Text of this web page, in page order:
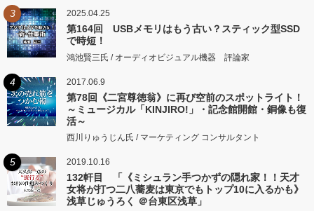
3 2025.04.25
第164回 USBメモリはもう古い？スティック型SSD
で時短！
鴻池賢三氏 / オーディオビジュアル機器 評論家
4 2017.06.9
第78回《二宮尊徳翁》に再び空前のスポットライト！
～ミュージカル「KINJIRO!」・記念館開館・銅像も復
活～
西川りゅうじん氏 / マーケティング コンサルタント
5 2019.10.16
132軒目 「《ミシュラン手つかずの隠れ家！！天才
女将が打つ二八蕎麦は東京でもトップ10に入るかも》
浅草じゅうろく ＠台東区浅草」